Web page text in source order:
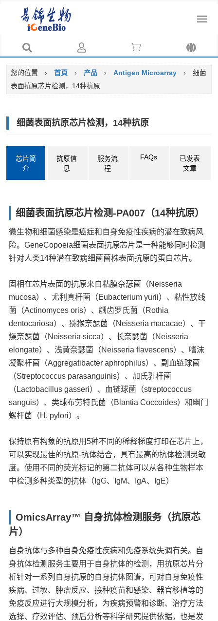
   
您的位置 › 首頁 › 产品 › Antigen Microarray ›
细菌
表面抗原芯片检测，14种抗原
细菌表面抗原芯片检测，14种抗原
芯片简
介
抗原信
息
服务流
程
FAQs
已发表
文章
细菌表面抗原芯片检测-PA007（14种抗原）
微生物和细菌感染是癌症和自身免疫性疾病的潜在致病风
险。GeneCopoeia细菌表面抗原芯片是一种能够同时检测
针对人类14种潜在致病细菌菌株表面抗原的蛋白芯片。
固相在芯片表面的抗原来自粘膜奈瑟菌（Neisseria
mucosa）、尤利真杆菌（Eubacterium yurii）、粘性放线
菌（Actinomyces oris）、龋齿罗氏菌（Rothia
dentocariosa）、猕猴奈瑟菌（Neisseria macacae）、干
燥奈瑟菌（Neisseria sicca）、长奈瑟菌（Neisseria
elongate）、浅黄奈瑟菌（Neisseria flavescens）、嗜沫
凝聚杆菌（Aggregatibacter aphrophilus）、副血链球菌
（Streptococcus parasanguinis）、加氏乳杆菌
（Lactobacillus gasseri）、血链球菌（streptococcus
sanguis）、类球布劳特氏菌（Blantia Coccoides）和幽门
螺杆菌（H. pylori）。
保持原有构象的抗原用5种不同的稀释梯度打印在芯片上，
可以实现最佳的抗原-抗体结合，具有最高的抗体检测灵敏
度。使用不同的荧光标记的第二抗体可以从各种生物样本
中检测多种类型的抗体（IgG、IgM、IgA、IgE）
OmicsArray™ 自身抗体检测服务（抗原芯
片）
自身抗体与多种自身免疫性疾病和免疫系统失调有关。自
身抗体检测服务主要用于自身抗体的检测，用抗原芯片分
析针对一系列自身抗原的自身抗体图谱，可对自身免疫性
疾病、过敏、肿瘤反应、接种疫苗和感染、器官移植等的
免疫反应进行大规模分析，为疾病预警和诊断、治疗方法
选择、疗效评估、预后分析等科学研究提供依据，也是发